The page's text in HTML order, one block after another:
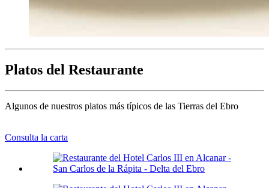
Platos del Restaurante
Algunos de nuestros platos más típicos de las Tierras del Ebro
Consulta la carta